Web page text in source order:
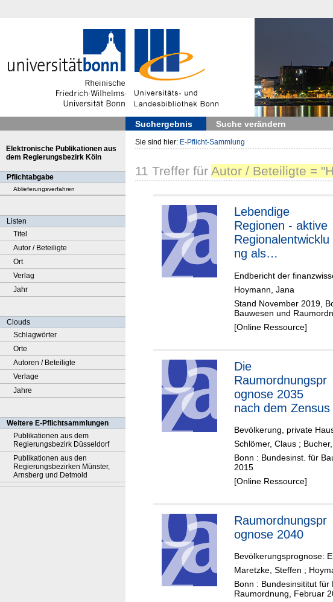
Suchergebnis Suche verändern
Elektronische Publikationen aus
dem Regierungsbezirk Köln
Pflichtabgabe
Ablieferungsverfahren
Listen
Titel
Autor / Beteiligte
Ort
Verlag
Jahr
Clouds
Schlagwörter
Orte
Autoren / Beteiligte
Verlage
Jahre
Weitere E-Pflichtsammlungen
Publikationen aus dem
Regierungsbezirk Düsseldorf
Publikationen aus den
Regierungsbezirken Münster,
Arnsberg und Detmold
Sie sind hier: E-Pflicht-Sammlung
11 Treffer für Autor / Beteiligte =
Lebendige
Regionen - aktive
Regionalentwicklu
ng als
Endbericht der
Hoymann, Jana
Stand November 2019,
Bauwesen und
[Online Ressource]
Die
Raumordnungspr
ognose 2035
nach dem Zensus
Bevölkerung, private
Schlömer, Claus ;
Bonn : Bundesinst. für
2015
[Online Ressource]
Raumordnungspr
ognose 2040
Bevölkerungsprognose:
Maretzke, Steffen ;
Bonn : Bundesinsititut
Raumordnung, Februar